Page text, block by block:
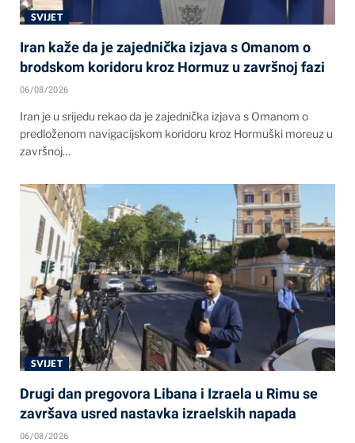
SVIJET
Iran kaže da je zajednička izjava s Omanom o
brodskom koridoru kroz Hormuz u završnoj fazi
06/08/2026
Iran je u srijedu rekao da je zajednička izjava s Omanom o
predloženom navigacijskom koridoru kroz Hormuški moreuz u
završnoj…
SVIJET
Drugi dan pregovora Libana i Izraela u Rimu se
završava usred nastavka izraelskih napada
06/08/2026